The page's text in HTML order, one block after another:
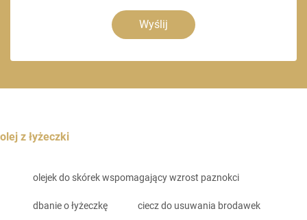
Wyślij
olej z łyżeczki
olejek do skórek wspomagający wzrost paznokci
dbanie o łyżeczkę ciecz do usuwania brodawek